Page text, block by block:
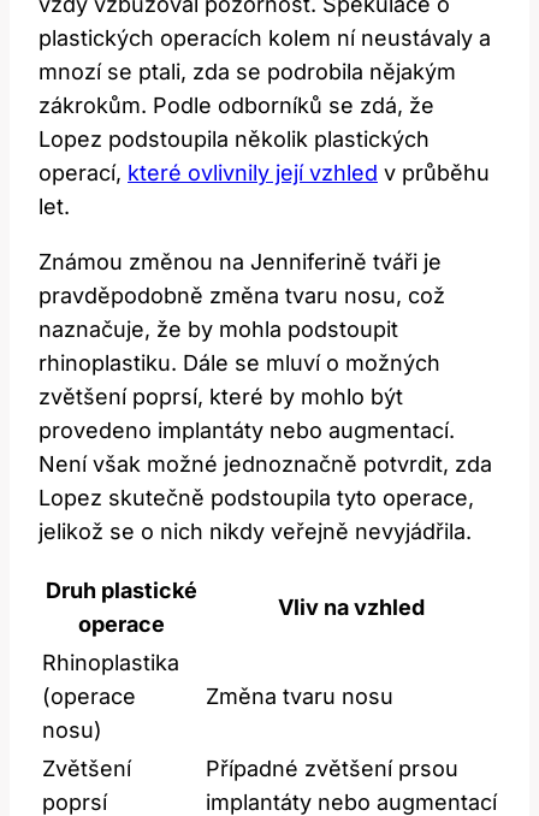
plastických operacích kolem ní neustávaly a
mnozí se ptali, zda se podrobila nějakým
zákrokům. Podle odborníků se zdá, že
Lopez podstoupila několik plastických
operací, které ovlivnily její vzhled v průběhu
let.
Známou změnou na Jenniferině tváři je
pravděpodobně změna tvaru nosu, což
naznačuje, že by mohla podstoupit
rhinoplastiku. Dále se mluví o možných
zvětšení poprsí, které by mohlo být
provedeno implantáty nebo augmentací.
Není však možné jednoznačně potvrdit, zda
Lopez skutečně podstoupila tyto operace,
jelikož se o nich nikdy veřejně nevyjádřila.
Druh plastické
operace
Vliv na vzhled
Rhinoplastika
(operace
nosu)
Změna tvaru nosu
Zvětšení
poprsí
Případné zvětšení prsou
implantáty nebo augmentací